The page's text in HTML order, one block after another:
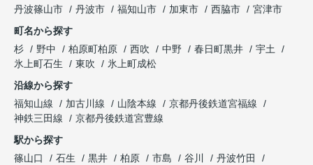
丹波篠山市
丹波市 福知山市 加東市 西脇市
宮津市
町名から探す
杉
野中 柏原町柏原 西吹 中野 春日町黒井
宇土
氷上町石生
東吹
氷上町成松
沿線から探す
福知山線
加古川線 山陰本線
京都丹後鉄道宮福線
神鉄三田線
京都丹後鉄道宮豊線
駅から探す
篠山口
石生 黒井 柏原 市島 谷川
丹波竹田